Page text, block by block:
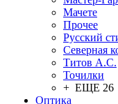
Мачете
Прочее
Русский
Северная
Титов А.С.
Точилки
+ ЕЩЕ 26
Оптика